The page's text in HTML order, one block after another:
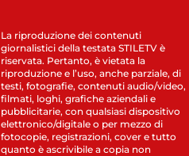
La riproduzione dei contenuti
giornalistici della testata STILETV è
riservata. Pertanto, è vietata la
riproduzione e l’uso, anche parziale, di
testi, fotografie, contenuti audio/video,
filmati, loghi, grafiche aziendali e
pubblicitarie, con qualsiasi dispositivo
elettronico/digitale o per mezzo di
fotocopie, registrazioni, cover e tutto
quanto è ascrivibile a copia non